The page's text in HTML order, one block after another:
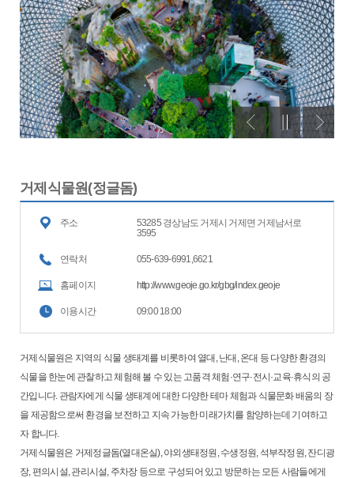
거제식물원(정글돔)
주소
53285 경상남도 거제시 거제면 거제남서로
3595
연락처 055-639-6991,6621
홈페이지 http://www.geoje.go.kr/gbg/index.geoje
이용시간 09:00 18:00
거제식물원은 지역의 식물 생태계를 비롯하여 열대, 난대, 온대 등 다양한 환경의
식물을 한눈에 관찰하고 체험해 볼 수 있는 고품격 체험·연구·전시·교육·휴식의 공
간입니다. 관람자에게 식물 생태계에 대한 다양한 테마 체험과 식물문화 배움의 장
을 제공함으로써 환경을 보전하고 지속 가능한 미래가치를 함양하는데 기여하고
자 합니다.
거제식물원은 거제정글돔(열대온실), 야외생태정원, 수생정원, 석부작정원, 잔디광
장, 편의시설, 관리시설, 주차장 등으로 구성되어 있고 방문하는 모든 사람들에게